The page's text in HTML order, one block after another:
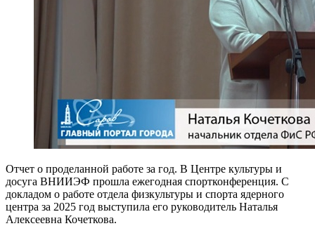
Отчет о проделанной работе за год. В Центре культуры и
досуга ВНИИЭФ прошла ежегодная спортконференция. С
докладом о работе отдела физкультуры и спорта ядерного
центра за 2025 год выступила его руководитель Наталья
Алексеевна Кочеткова.